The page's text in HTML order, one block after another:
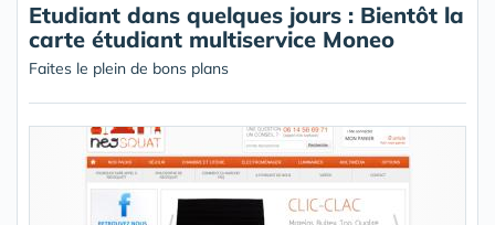
Etudiant dans quelques jours : Bientôt la
carte étudiant multiservice Moneo
Faites le plein de bons plans